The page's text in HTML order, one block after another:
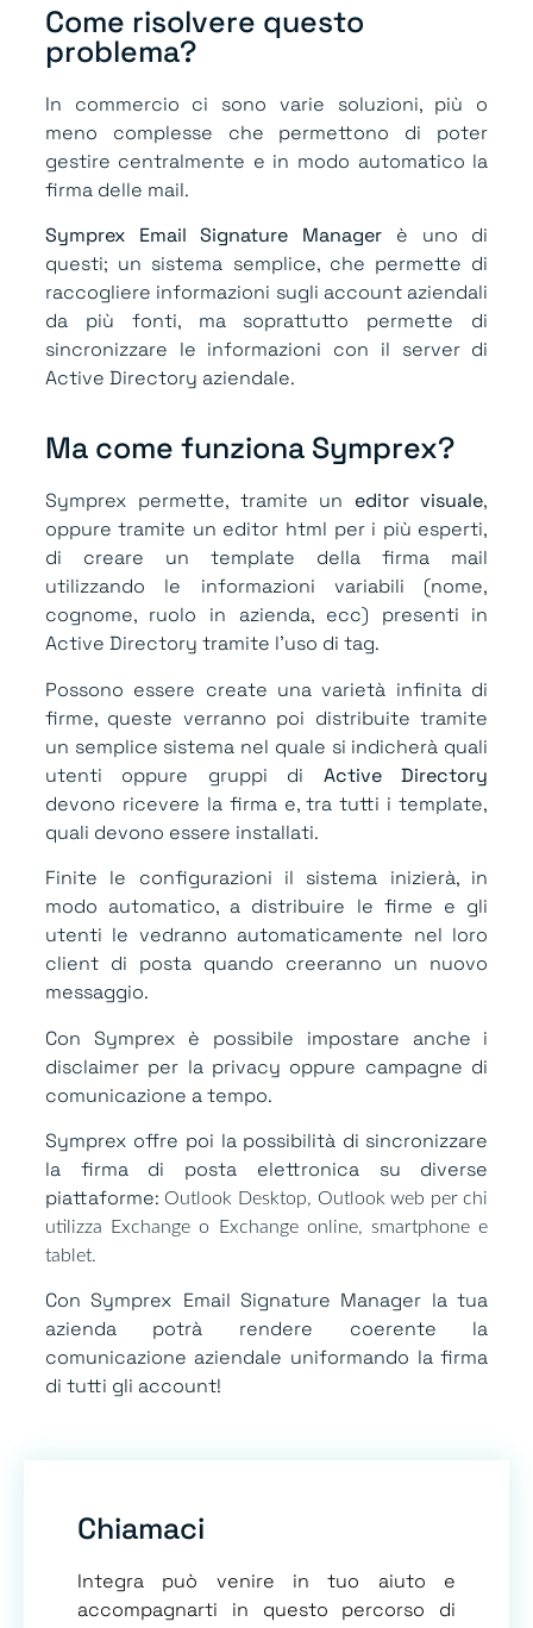
Come risolvere questo
problema?
In commercio ci sono varie soluzioni, più o
meno complesse che permettono di poter
gestire centralmente e in modo automatico la
firma delle mail.
Symprex Email Signature Manager è uno di
questi; un sistema semplice, che permette di
raccogliere informazioni sugli account aziendali
da più fonti, ma soprattutto permette di
sincronizzare le informazioni con il server di
Active Directory aziendale.
Ma come funziona Symprex?
Symprex permette, tramite un editor visuale,
oppure tramite un editor html per i più esperti,
di creare un template della firma mail
utilizzando le informazioni variabili (nome,
cognome, ruolo in azienda, ecc) presenti in
Active Directory tramite l’uso di tag.
Possono essere create una varietà infinita di
firme, queste verranno poi distribuite tramite
un semplice sistema nel quale si indicherà quali
utenti oppure gruppi di Active Directory
devono ricevere la firma e, tra tutti i template,
quali devono essere installati.
Finite le configurazioni il sistema inizierà, in
modo automatico, a distribuire le firme e gli
utenti le vedranno automaticamente nel loro
client di posta quando creeranno un nuovo
messaggio.
Con Symprex è possibile impostare anche i
disclaimer per la privacy oppure campagne di
comunicazione a tempo.
Symprex offre poi la possibilità di sincronizzare
la firma di posta elettronica su diverse
piattaforme: Outlook Desktop, Outlook web per chi
utilizza Exchange o Exchange online, smartphone e
tablet.
Con Symprex Email Signature Manager la tua
azienda potrà rendere coerente la
comunicazione aziendale uniformando la firma
di tutti gli account!
Chiamaci
Integra può venire in tuo aiuto e
accompagnarti in questo percorso di